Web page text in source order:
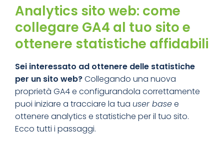
Analytics sito web: come
collegare GA4 al tuo sito e
ottenere statistiche affidabili
Sei interessato ad ottenere delle statistiche
per un sito web?Collegando una nuova
proprietà GA4 e configurandola correttamente
puoi iniziare a tracciare la tua user basee
ottenere analytics e statistiche per il tuo sito.
Ecco tutti i passaggi.